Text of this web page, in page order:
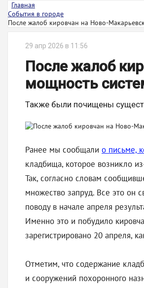
Главная
События в городе
После жалоб кировчан на Ново-
29 апр 2026 в 11:56
После жалоб
мощность
Также были почищены
Ранее мы сообщали о письме,
кладбища, которое возникло
Так, согласно словам
множество запруд. Все это он
поводу в начале апреля
Именно это и побудило
зарегистрировано 20 апреля,
Отметим, что содержание
и сооружений похоронного